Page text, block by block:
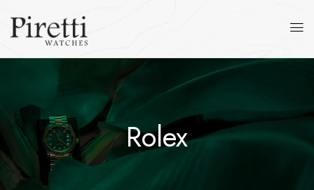
Rolex